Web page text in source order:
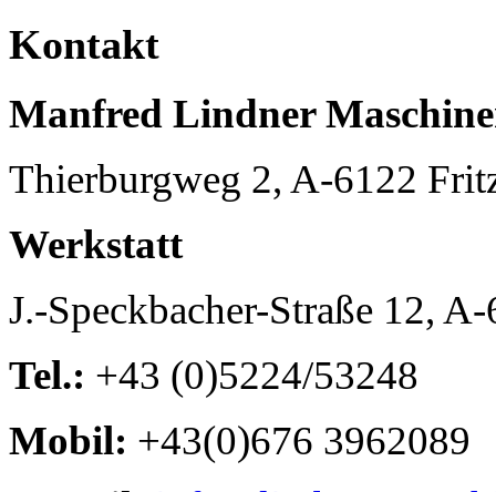
Kontakt
Manfred Lindner
Thierburgweg 2, A-6122
Werkstatt
J.-Speckbacher-Straße 12,
Tel.: +43 (0)5224/53248
Mobil: +43(0)676 3962089